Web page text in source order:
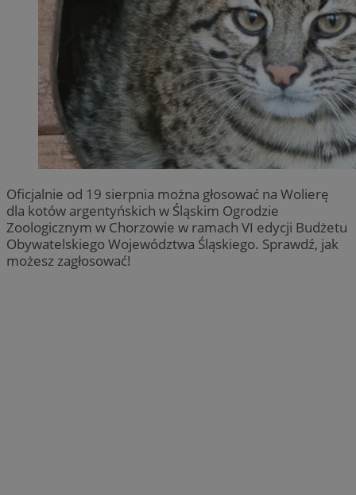
Oficjalnie od 19 sierpnia można głosować na Wolierę
dla kotów argentyńskich w Śląskim Ogrodzie
Zoologicznym w Chorzowie w ramach VI edycji Budżetu
Obywatelskiego Województwa Śląskiego. Sprawdź, jak
możesz zagłosować!